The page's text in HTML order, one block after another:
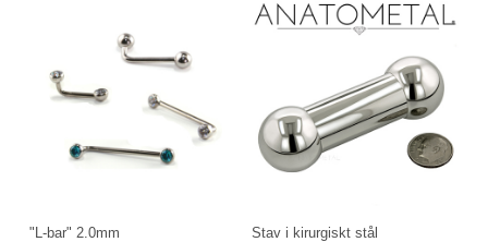
"L-bar" 2.0mm Stav i kirurgiskt stål